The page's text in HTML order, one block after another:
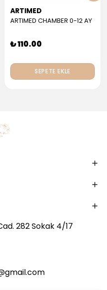
ARTIMED
ARTIMED CHAMBER 0-12 AY
₺ 110.00
SEPETE EKLE
282 Sokak 4/17